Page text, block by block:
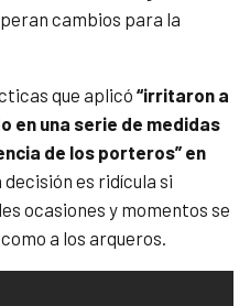
cambios para la
que aplicó “irritaron a
en una serie de medidas
de los porteros” en
es ridícula si
ocasiones y momentos se
a los arqueros.